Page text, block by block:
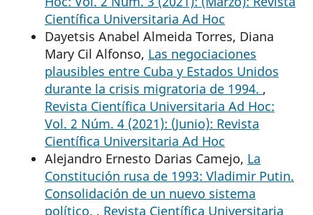
Científica Universitaria Ad Hoc
Dayetsis Anabel Almeida Torres, Diana
Mary Cil Alfonso, Las negociaciones
plausibles entre Cuba y Estados Unidos
durante la crisis migratoria de 1994. ,
Revista Científica Universitaria Ad Hoc:
Vol. 2 Núm. 4 (2021): (Junio): Revista
Científica Universitaria Ad Hoc
Alejandro Ernesto Darias Camejo, La
Constitución rusa de 1993: Vladimir Putin.
Consolidación de un nuevo sistema
político. , Revista Científica Universitaria